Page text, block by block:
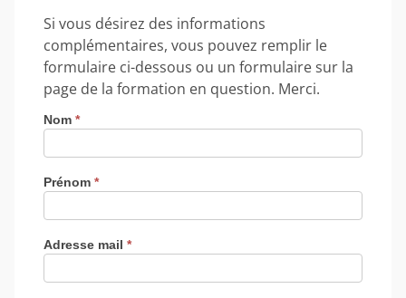
Si vous désirez des informations
complémentaires, vous pouvez remplir le
formulaire ci-dessous ou un formulaire sur la
page de la formation en question. Merci.
Nom *
Prénom *
Adresse mail *